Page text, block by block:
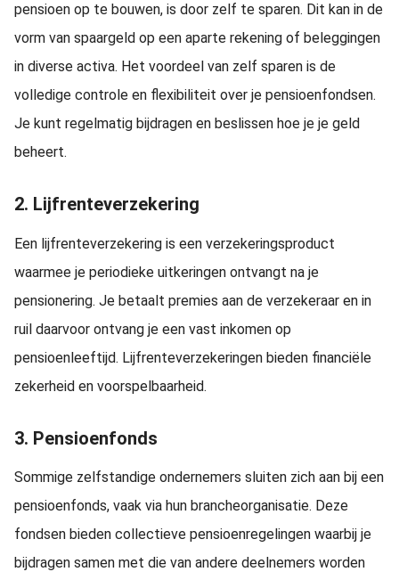
pensioen op te bouwen, is door zelf te sparen. Dit kan in de
vorm van spaargeld op een aparte rekening of beleggingen
in diverse activa. Het voordeel van zelf sparen is de
volledige controle en flexibiliteit over je pensioenfondsen.
Je kunt regelmatig bijdragen en beslissen hoe je je geld
beheert.
2. Lijfrenteverzekering
Een lijfrenteverzekering is een verzekeringsproduct
waarmee je periodieke uitkeringen ontvangt na je
pensionering. Je betaalt premies aan de verzekeraar en in
ruil daarvoor ontvang je een vast inkomen op
pensioenleeftijd. Lijfrenteverzekeringen bieden financiële
zekerheid en voorspelbaarheid.
3. Pensioenfonds
Sommige zelfstandige ondernemers sluiten zich aan bij een
pensioenfonds, vaak via hun brancheorganisatie. Deze
fondsen bieden collectieve pensioenregelingen waarbij je
bijdragen samen met die van andere deelnemers worden